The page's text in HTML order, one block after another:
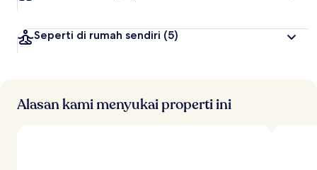
Seperti di rumah sendiri (5)
Alasan kami menyukai properti ini